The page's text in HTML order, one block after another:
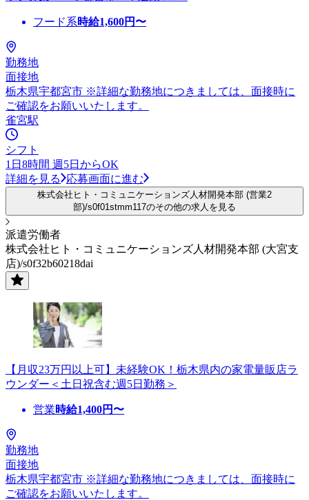
フード系時給1,600円〜
勤務地
面接地
栃木県宇都宮市 ※詳細な勤務地につきましては、面接時に
ご確認をお願いいたします。
雀宮駅
シフト
1日8時間 週5日からOK
詳細を見る
応募画面に進む
株式会社ヒト・コミュニケーションズ人材開発本部 (営業2
部)/s0f01stmm117のその他の求人を見る
派遣労働者
株式会社ヒト・コミュニケーションズ人材開発本部 (大宮支
店)/s0f32b60218dai
【月収23万円以上可】未経験OK！栃木県内の家電量販店ラ
ウンダー＜土日祝含む週5日勤務＞
営業時給1,400円〜
勤務地
面接地
栃木県宇都宮市 ※詳細な勤務地につきましては、面接時に
ご確認をお願いいたします。